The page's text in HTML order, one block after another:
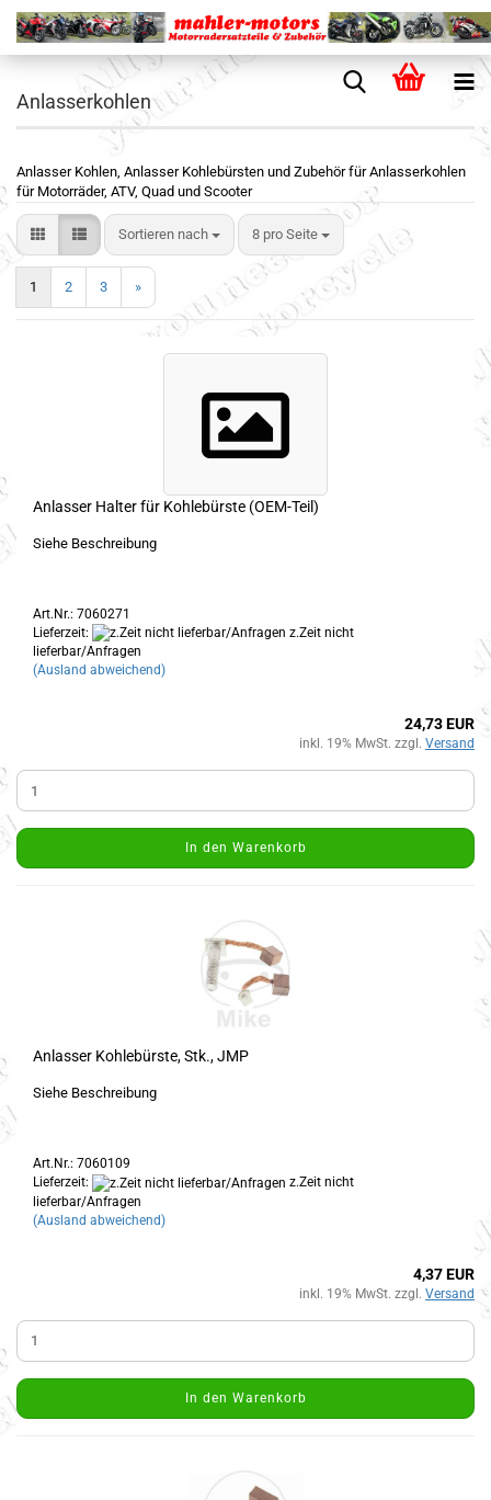
Anlasserkohlen
Anlasser Kohlen, Anlasser Kohlebürsten und Zubehör für Anlasserkohlen
für Motorräder, ATV, Quad und Scooter
Sortieren nach 8 pro Seite
1 2 3 »
Anlasser Halter für Kohlebürste (OEM-Teil)
Siehe Beschreibung
Art.Nr.: 7060271
Lieferzeit:
z.Zeit nicht
lieferbar/Anfragen
(Ausland abweichend)
24,73 EUR
inkl. 19% MwSt. zzgl. Versand
In den Warenkorb
Anlasser Kohlebürste, Stk., JMP
Siehe Beschreibung
Art.Nr.: 7060109
Lieferzeit:
z.Zeit nicht
lieferbar/Anfragen
(Ausland abweichend)
4,37 EUR
inkl. 19% MwSt. zzgl. Versand
In den Warenkorb